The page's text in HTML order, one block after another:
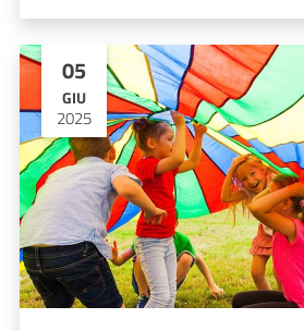
05
GIU
2025